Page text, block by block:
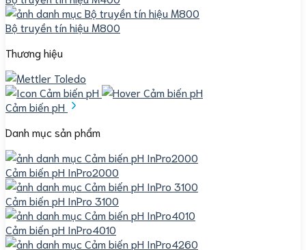
Bộ truyền tín hiệu M800
Thương hiệu
Cảm biến pH
Danh mục sản phẩm
Cảm biến pH InPro2000
Cảm biến pH InPro 3100
Cảm biến pH InPro4010